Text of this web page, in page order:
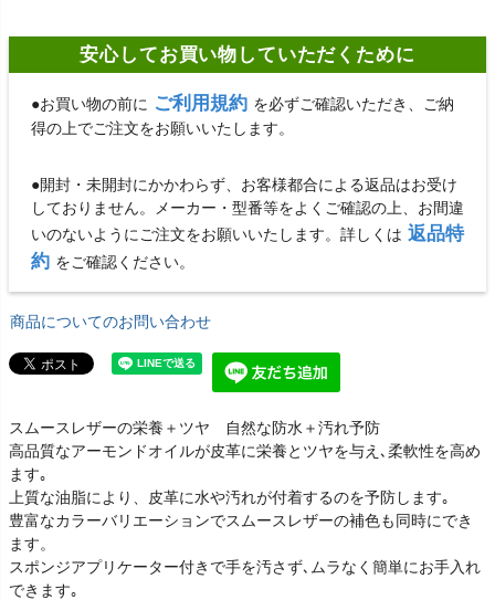
安心してお買い物していただくために
●お買い物の前に ご利用規約 を必ずご確認いただき、ご納
得の上でご注文をお願いいたします。
●開封・未開封にかかわらず、お客様都合による返品はお受け
しておりません。メーカー・型番等をよくご確認の上、お間違
いのないようにご注文をお願いいたします。詳しくは 返品特
約 をご確認ください。
商品についてのお問い合わせ
スムースレザーの栄養＋ツヤ 自然な防水＋汚れ予防
高品質なアーモンドオイルが皮革に栄養とツヤを与え､柔軟性を高め
ます｡
上質な油脂により、皮革に水や汚れが付着するのを予防します｡
豊富なカラーバリエーションでスムースレザーの補色も同時にでき
ます。
スポンジアプリケーター付きで手を汚さず､ムラなく簡単にお手入れ
できます｡